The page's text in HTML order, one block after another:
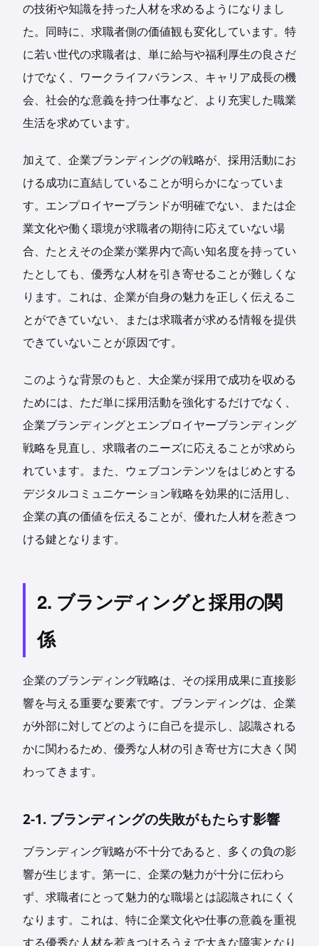
の技術や知識を持った人材を求めるようになりまし
た。同時に、求職者側の価値観も変化しています。特
に若い世代の求職者は、単に給与や福利厚生の良さだ
けでなく、ワークライフバランス、キャリア成長の機
会、社会的な意義を持つ仕事など、より充実した職業
生活を求めています。
加えて、企業ブランディングの戦略が、採用活動にお
ける成功に直結していることが明らかになっていま
す。エンプロイヤーブランドが明確でない、または企
業文化や働く環境が求職者の期待に応えていない場
合、たとえその企業が業界内で高い知名度を持ってい
たとしても、優秀な人材を引き寄せることが難しくな
ります。これは、企業が自身の魅力を正しく伝えるこ
とができていない、または求職者が求める情報を提供
できていないことが原因です。
このような背景のもと、大企業が採用で成功を収める
ためには、ただ単に採用活動を強化するだけでなく、
企業ブランディングとエンプロイヤーブランディング
戦略を見直し、求職者のニーズに応えることが求めら
れています。また、ウェブコンテンツをはじめとする
デジタルコミュニケーション戦略を効果的に活用し、
企業の真の価値を伝えることが、優れた人材を惹きつ
ける鍵となります。
2. ブランディングと採用の関
係
企業のブランディング戦略は、その採用成果に直接影
響を与える重要な要素です。ブランディングは、企業
が外部に対してどのように自己を提示し、認識される
かに関わるため、優秀な人材の引き寄せ方に大きく関
わってきます。
2-1. ブランディングの失敗がもたらす影響
ブランディング戦略が不十分であると、多くの負の影
響が生じます。第一に、企業の魅力が十分に伝わら
ず、求職者にとって魅力的な職場とは認識されにくく
なります。これは、特に企業文化や仕事の意義を重視
する優秀な人材を惹きつけるうえで大きな障害となり